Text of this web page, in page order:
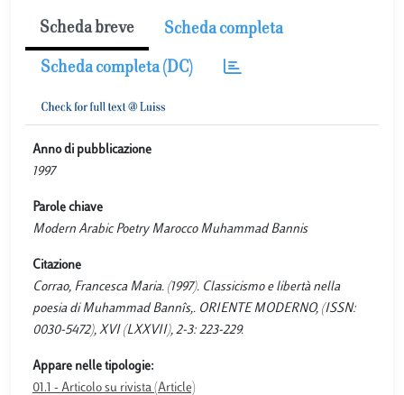
Scheda breve Scheda completa
Scheda completa (DC)
Anno di pubblicazione
1997
Parole chiave
Modern Arabic Poetry Marocco Muhammad Bannis
Citazione
Corrao, Francesca Maria. (1997). Classicismo e libertà nella
poesia di Muhammad Bannîs,. ORIENTE MODERNO, (ISSN:
0030-5472), XVI (LXXVII), 2-3: 223-229.
Appare nelle tipologie:
01.1 - Articolo su rivista (Article)